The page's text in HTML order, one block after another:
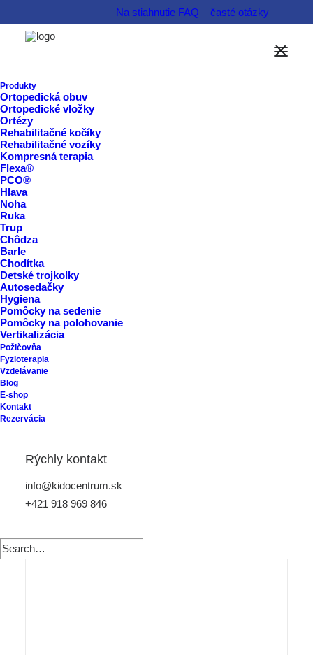
Na stiahnutie FAQ – časté otázky
Produkty
Ortopedická obuv
Ortopedické vložky
Ortézy
Rehabilitačné kočíky
Rehabilitačné vozíky
Kompresná terapia
Flexa®
PCO®
Hlava
Noha
Ruka
Trup
Chôdza
Barle
Chodítka
Detské trojkolky
Autosedačky
Hygiena
Pomôcky na sedenie
Pomôcky na polohovanie
Vertikalizácia
Požičovňa
Fyzioterapia
Vzdelávanie
Blog
E-shop
Kontakt
Rezervácia
Rýchly kontakt
info@kidocentrum.sk
+421 918 969 846